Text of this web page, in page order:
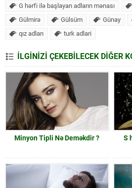
G hərfi ilə başlayan adların mənası
Gülmirə
Gülsüm Günay
qız adları
turk adlari
İLGİNİZİ ÇEKEBİLECEK DİĞER
Minyon Tipli Nə Deməkdir ?
S